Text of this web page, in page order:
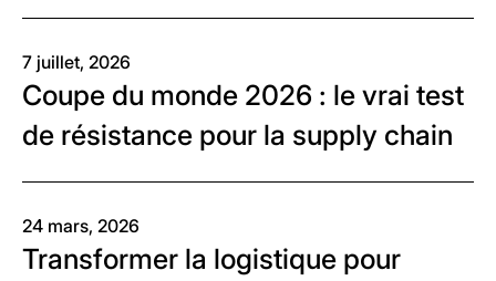
7 juillet, 2026
Coupe du monde 2026 : le vrai test
de résistance pour la supply chain
24 mars, 2026
Transformer la logistique pour